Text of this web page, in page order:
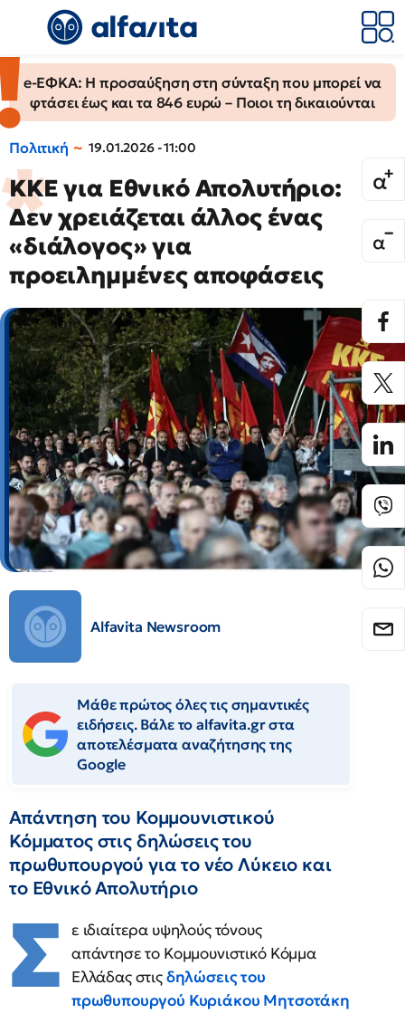
e-ΕΦΚΑ: Η προσαύξηση στη σύνταξη που μπορεί να
φτάσει έως και τα 846 ευρώ – Ποιοι τη δικαιούνται
Πολιτική 19.01.2026 - 11:00
ΚΚΕ για Εθνικό Απολυτήριο:
Δεν χρειάζεται άλλος ένας
«διάλογος» για
προειλημμένες αποφάσεις
Alfavita Newsroom
Μάθε πρώτος όλες τις σημαντικές
ειδήσεις. Βάλε το alfavita.gr στα
αποτελέσματα αναζήτησης της
Google
Απάντηση του Κομμουνιστικού
Κόμματος στις δηλώσεις του
πρωθυπουργού για το νέο Λύκειο και
το Εθνικό Απολυτήριο
Σ ε ιδιαίτερα υψηλούς τόνους
απάντησε το Κομμουνιστικό Κόμμα
Ελλάδας στιςδηλώσεις του
πρωθυπουργού Κυριάκου Μητσοτάκη